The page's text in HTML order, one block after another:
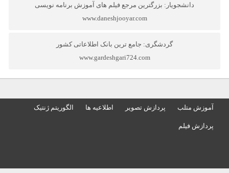
دانشجویار: بزرگترین مرجع فیلم های آموزش برنامه نویسی
www.daneshjooyar.com
گردشگری: جامع ترین بانک اطلاعاتی کشور
www.gardeshgari724.com
آموزش متلب پردازش تصویر اطلاعیه ها الگوریتم ژنتیک
پردازش فیلم